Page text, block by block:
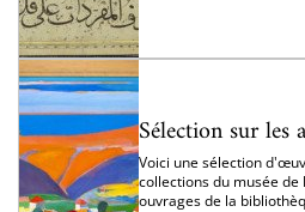
Sélection sur les
Voici une sélection
collections du musée de
ouvrages de la